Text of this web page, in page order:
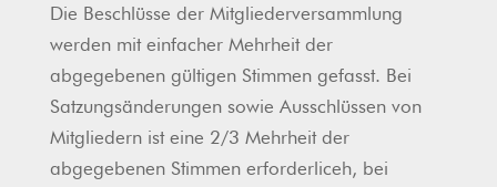
Die Beschlüsse der Mitgliederversammlung
werden mit einfacher Mehrheit der
abgegebenen gültigen Stimmen gefasst. Bei
Satzungsänderungen sowie Ausschlüssen von
Mitgliedern ist eine 2/3 Mehrheit der
abgegebenen Stimmen erforderliceh, bei